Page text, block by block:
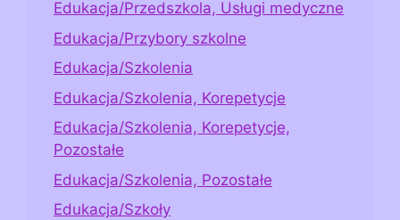
Edukacja/Przedszkola, Usługi medyczne
Edukacja/Przybory szkolne
Edukacja/Szkolenia
Edukacja/Szkolenia, Korepetycje
Edukacja/Szkolenia, Korepetycje,
Pozostałe
Edukacja/Szkolenia, Pozostałe
Edukacja/Szkoły